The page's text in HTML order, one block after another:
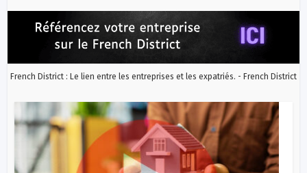
French District : Le lien entre les entreprises et les expatriés. - French District